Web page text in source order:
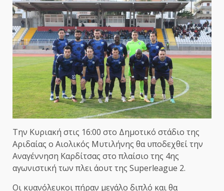
Την Κυριακή στις 16:00 στο Δημοτικό στάδιο της
Αριδαίας ο Αιολικός Μυτιλήνης θα υποδεχθεί την
Αναγέννηση Καρδίτσας στο πλαίσιο της 4ης
αγωνιστική των πλει άουτ της Superleague 2.
Οι κυανόλευκοι πήραν μεγάλο διπλό και θα